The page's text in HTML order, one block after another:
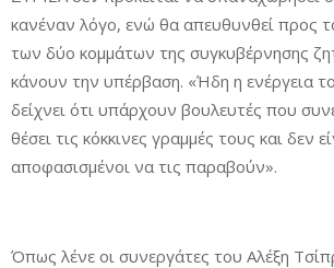
κανέναν λόγο, ενώ θα απευθυνθεί προς
των δύο κομμάτων της συγκυβέρνησης
κάνουν την υπέρβαση. «Ήδη η ενέργεια
δείχνει ότι υπάρχουν βουλευτές που
θέσει τις κόκκινες γραμμές τους και δεν
αποφασισμένοι να τις παραβούν».
Όπως λένε οι συνεργάτες του Αλέξη